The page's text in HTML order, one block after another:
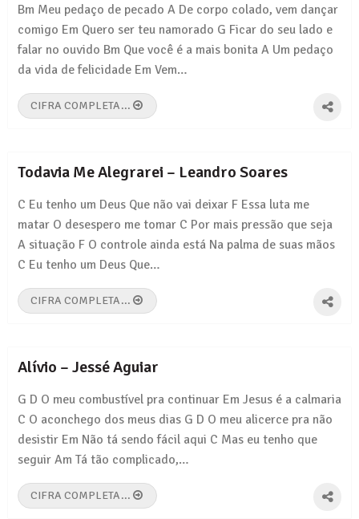
Bm Meu pedaço de pecado A De corpo colado, vem dançar
comigo Em Quero ser teu namorado G Ficar do seu lado e
falar no ouvido Bm Que você é a mais bonita A Um pedaço
da vida de felicidade Em Vem…
CIFRA COMPLETA...
Todavia Me Alegrarei – Leandro Soares
C Eu tenho um Deus Que não vai deixar F Essa luta me
matar O desespero me tomar C Por mais pressão que seja
A situação F O controle ainda está Na palma de suas mãos
C Eu tenho um Deus Que…
CIFRA COMPLETA...
Alívio – Jessé Aguiar
G D O meu combustível pra continuar Em Jesus é a calmaria
C O aconchego dos meus dias G D O meu alicerce pra não
desistir Em Não tá sendo fácil aqui C Mas eu tenho que
seguir Am Tá tão complicado,…
CIFRA COMPLETA...